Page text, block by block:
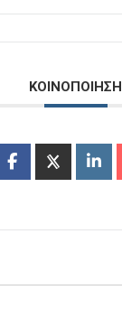
ΚΟΙΝΟΠΟΙΗΣΗ